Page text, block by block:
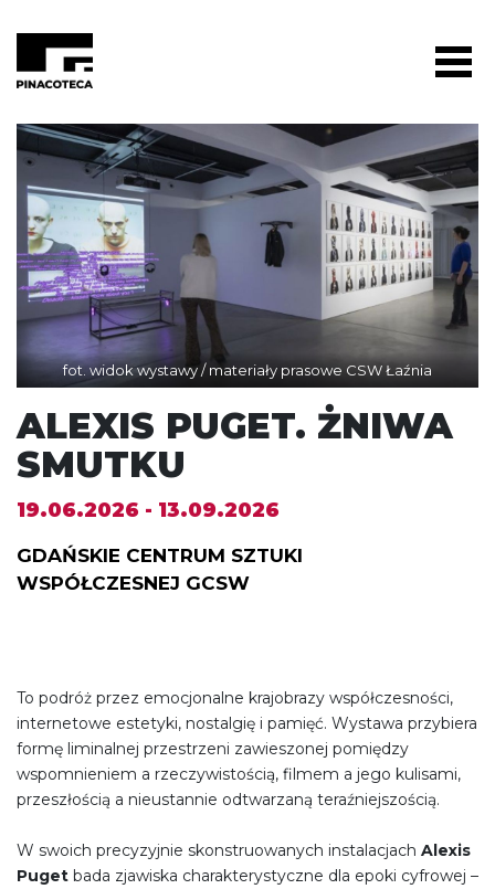
fot. widok wystawy / materiały prasowe CSW Łaźnia
ALEXIS PUGET. ŻNIWA
SMUTKU
19.06.2026 - 13.09.2026
GDAŃSKIE CENTRUM SZTUKI
WSPÓŁCZESNEJ GCSW
To podróż przez emocjonalne krajobrazy współczesności,
internetowe estetyki, nostalgię i pamięć. Wystawa przybiera
formę liminalnej przestrzeni zawieszonej pomiędzy
wspomnieniem a rzeczywistością, filmem a jego kulisami,
przeszłością a nieustannie odtwarzaną teraźniejszością.
W swoich precyzyjnie skonstruowanych instalacjach Alexis
Puget bada zjawiska charakterystyczne dla epoki cyfrowej –